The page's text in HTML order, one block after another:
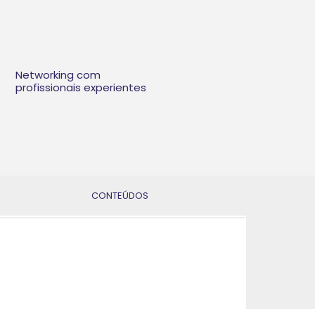
Networking com
profissionais experientes
CONTEÚDOS